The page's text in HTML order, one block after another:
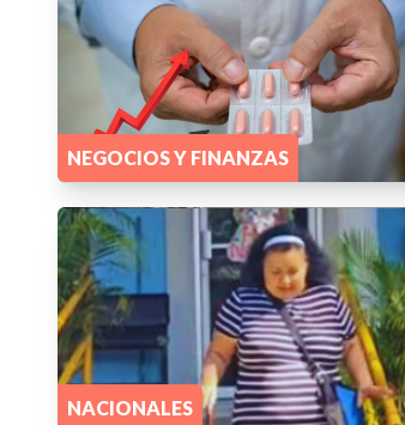
NEGOCIOS Y FINANZAS
NACIONALES